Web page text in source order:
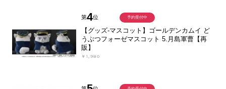
第4位
【グッズ-マスコット】ゴールデンカムイ ど
うぶつフォーゼマスコット 5.月島軍曹【再
販】
￥1,980
予約受付中